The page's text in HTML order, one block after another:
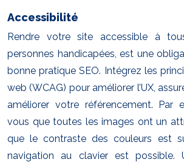
Accessibilité
Rendre votre site accessible à
personnes handicapées, est une
bonne pratique SEO. Intégrez les
web (WCAG) pour améliorer l’UX,
améliorer votre référencement. Par
vous que toutes les images ont un
que le contraste des couleurs est
navigation au clavier est possible.